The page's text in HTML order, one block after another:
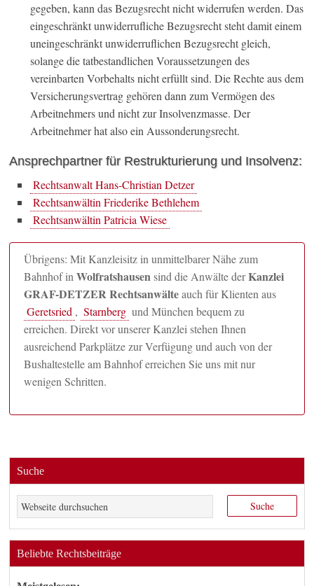
gegeben, kann das Bezugsrecht nicht widerrufen werden. Das
eingeschränkt unwiderrufliche Bezugsrecht steht damit einem
uneingeschränkt unwiderruflichen Bezugsrecht gleich,
solange die tatbestandlichen Voraussetzungen des
vereinbarten Vorbehalts nicht erfüllt sind. Die Rechte aus dem
Versicherungsvertrag gehören dann zum Vermögen des
Arbeitnehmers und nicht zur Insolvenzmasse. Der
Arbeitnehmer hat also ein Aussonderungsrecht.
Ansprechpartner für Restrukturierung und Insolvenz:
Rechtsanwalt Hans-Christian Detzer
Rechtsanwältin Friederike Bethlehem
Rechtsanwältin Patricia Wiese
Übrigens: Mit Kanzleisitz in unmittelbarer Nähe zum
Bahnhof inWolfratshausensind die Anwälte derKanzlei
GRAF-DETZER Rechtsanwälteauch für Klienten aus
Geretsried , Starnberg und München bequem zu
erreichen. Direkt vor unserer Kanzlei stehen Ihnen
ausreichend Parkplätze zur Verfügung und auch von der
Bushaltestelle am Bahnhof erreichen Sie uns mit nur
wenigen Schritten.
Suche
Beliebte Rechtsbeiträge